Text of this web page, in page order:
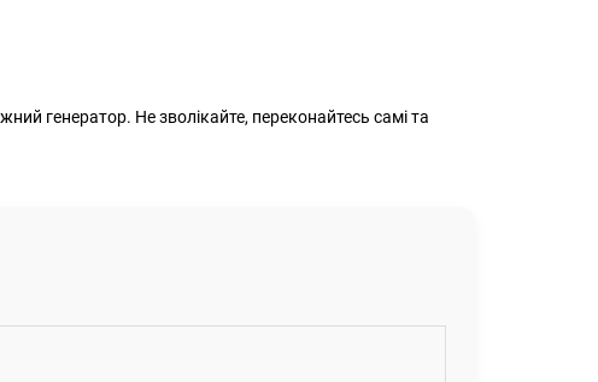
генератор. Не зволікайте, переконайтесь самі та